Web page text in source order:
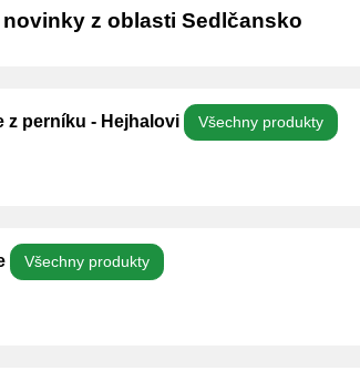
z oblasti Sedlčansko
z perníku - Hejhalovi Všechny produkty
Všechny produkty